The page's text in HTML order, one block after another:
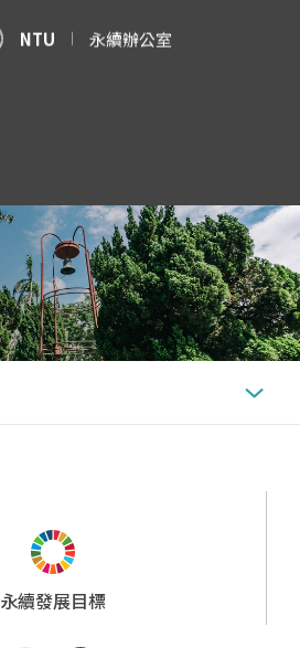
NTU 永續辦公室
永續發展目標